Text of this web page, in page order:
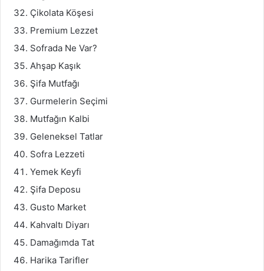
Çikolata Köşesi
Premium Lezzet
Sofrada Ne Var?
Ahşap Kaşık
Şifa Mutfağı
Gurmelerin Seçimi
Mutfağın Kalbi
Geleneksel Tatlar
Sofra Lezzeti
Yemek Keyfi
Şifa Deposu
Gusto Market
Kahvaltı Diyarı
Damağımda Tat
Harika Tarifler